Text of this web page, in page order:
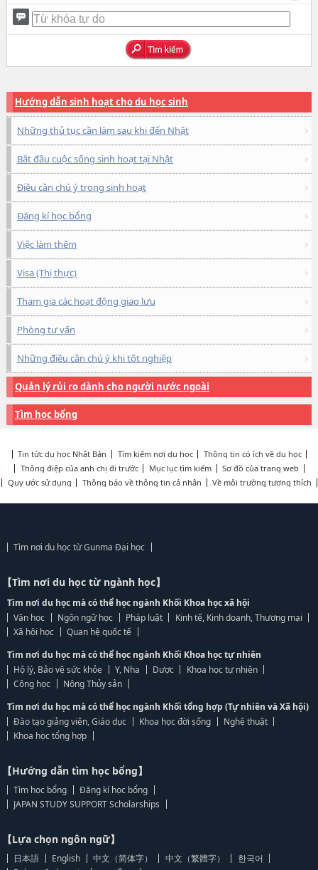
Hướng dẫn sinh hoạt cho du học sinh
Những thủ tục cần làm sau khi đến Nhật
Bắt đầu cuộc sống sinh hoạt tại Nhật
Điều cần chú ý trong sinh hoạt
Đăng kí học bổng
Việc làm thêm
Visa (Thị thực)
Tham gia các hoạt động giao lưu
Phòng tư vấn
Những điều cần chú ý khi tốt nghiệp
Quản lý rủi ro dành cho người nước ngoài
Tìm học bổng
Tin tức du học Nhật Bản Tìm kiếm nơi du học
Thông tin có ích về du học
Thông điệp của anh chị đi trước
Mục lục tìm kiếm
Sơ đồ của trang web
Quy ước sử dụng
Thông báo về thông tin cá nhân Về môi trường tương thích
Tìm nơi du học từ Gunma Đại học
【Tìm nơi du học từ ngành học】
Tìm nơi du học mà có thể học ngành Khối Khoa học xã hội
Văn học
Ngôn ngữ học Pháp luật
Kinh tế, Kinh doanh, Thương mại
Xã hội học
Quan hệ quốc tế
Tìm nơi du học mà có thể học ngành Khối Khoa học tự nhiên
Hộ lý, Bảo vệ sức khỏe
Y, Nha Dược
Khoa học tự nhiên
Công học
Nông Thủy sản
Tìm nơi du học mà có thể học ngành Khối tổng hợp (Tự nhiên và Xã hội)
Đào tạo giảng viên, Giáo dục
Khoa học đời sống
Nghệ thuật
Khoa học tổng hợp
【Hướng dẫn tìm học bổng】
Tìm học bổng
Đăng kí học bổng
JAPAN STUDY SUPPORT Scholarships
【Lựa chọn ngôn ngữ】
日本語 English 中文（简体字） 中文（繁體字）
한국어